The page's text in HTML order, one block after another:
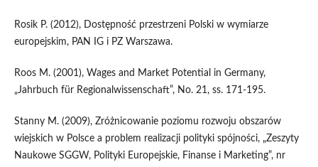
Rosik P. (2012), Dostępność przestrzeni Polski w wymiarze
europejskim, PAN IG i PZ Warszawa.
Roos M. (2001), Wages and Market Potential in Germany,
„Jahrbuch für Regionalwissenschaft”, No. 21, ss. 171-195.
Stanny M. (2009), Zróżnicowanie poziomu rozwoju obszarów
wiejskich w Polsce a problem realizacji polityki spójności, „Zeszyty
Naukowe SGGW, Polityki Europejskie, Finanse i Marketing”, nr